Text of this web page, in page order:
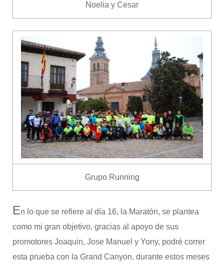
Noelia y Cesar
Grupo Running
En lo que se refiere al día 16, la Maratón, se plantea
como mi gran objetivo, gracias al apoyo de sus
promotores Joaquin, Jose Manuel y Yony, podré correr
esta prueba con la Grand Canyon, durante estos meses